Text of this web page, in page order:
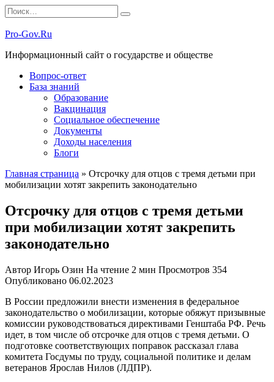
Перейти
к
содержанию
Search
for:
Pro-Gov.Ru
Информационный сайт о государстве и обществе
Вопрос-ответ
База знаний
Образование
Вакцинация
Социальное обеспечение
Документы
Доходы населения
Блоги
Главная страница » Отсрочку для отцов с тремя детьми при
мобилизации хотят закрепить законодательно
Отсрочку для отцов с тремя детьми
при мобилизации хотят закрепить
законодательно
Автор Игорь Озин На чтение 2 мин Просмотров 354
Опубликовано 06.02.2023
В России предложили внести изменения в федеральное
законодательство о мобилизации, которые обяжут призывные
комиссии руководствоваться директивами Генштаба РФ. Речь
идет, в том числе об отсрочке для отцов с тремя детьми. О
подготовке соответствующих поправок рассказал глава
комитета Госдумы по труду, социальной политике и делам
ветеранов Ярослав Нилов (ЛДПР).